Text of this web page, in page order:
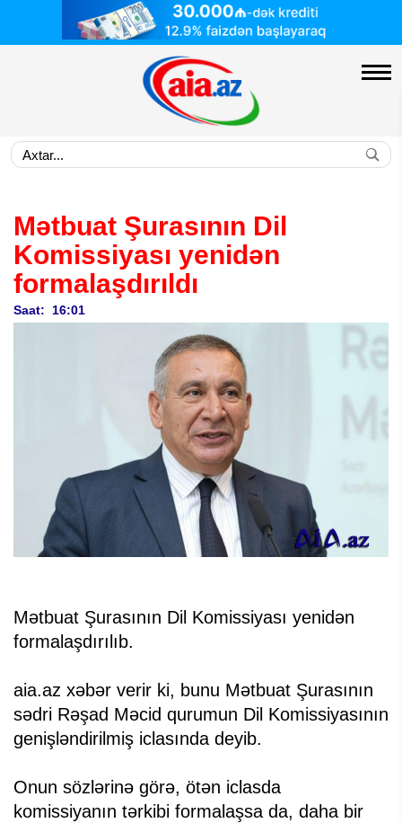
Mətbuat Şurasının Dil
Komissiyası yenidən
formalaşdırıldı
Saat: 16:01
Mətbuat Şurasının Dil Komissiyası yenidən
formalaşdırılıb.
aia.az xəbər verir ki, bunu Mətbuat Şurasının
sədri Rəşad Məcid qurumun Dil Komissiyasının
genişləndirilmiş iclasında deyib.
Onun sözlərinə görə, ötən iclasda
komissiyanın tərkibi formalaşsa da, daha bir